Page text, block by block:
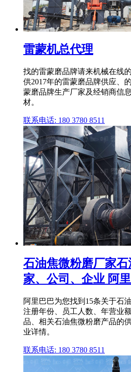
雷蒙机总代理
找的雷蒙磨品牌请来机械在线
供2017年的雷蒙磨品牌供应、
蒙磨品牌生产厂家及经销商信
材。
联系电话: 180 3780 8511
石油焦微粉磨厂家
家、公司、企业 阿
阿里巴巴为您找到15条关于石
注册年份、员工人数、年营业
品、相关石油焦微粉磨产品的
业详情。
联系电话: 180 3780 8511